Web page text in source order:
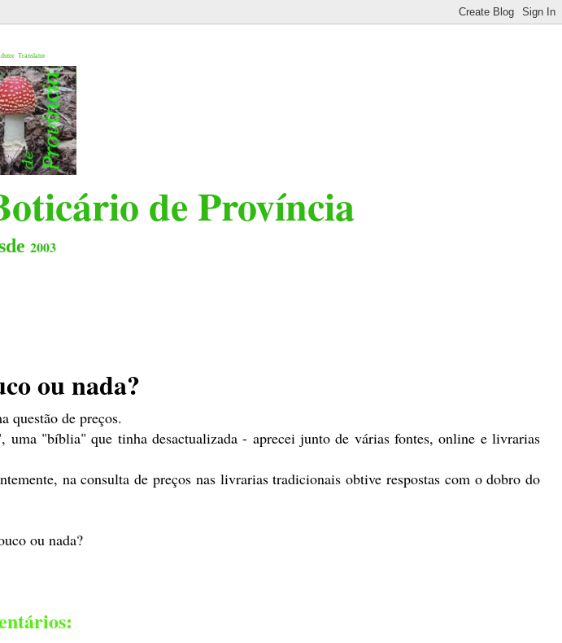
Translator
de Província
2003
ou nada?
questão de preços.
"bíblia" que tinha desactualizada - aprecei junto de várias fontes, online e livrarias
na consulta de preços nas livrarias tradicionais obtive respostas com o dobro do
ou nada?